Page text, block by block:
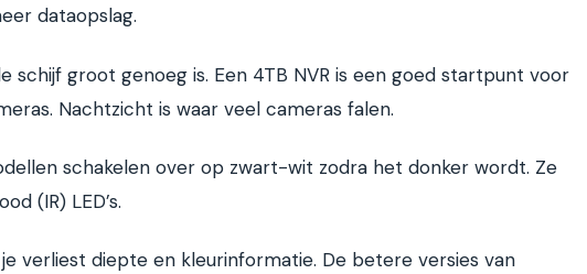
dataopslag.
schijf groot genoeg is. Een 4TB NVR is een goed startpunt voor
Nachtzicht is waar veel cameras falen.
schakelen over op zwart-wit zodra het donker wordt. Ze
(IR) LED’s.
verliest diepte en kleurinformatie. De betere versies van